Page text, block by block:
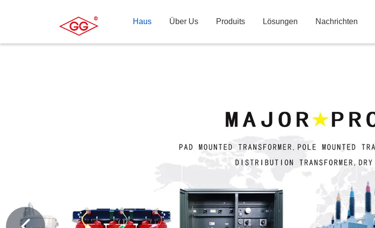
Haus Über Us Produits Lösungen Nachrichten